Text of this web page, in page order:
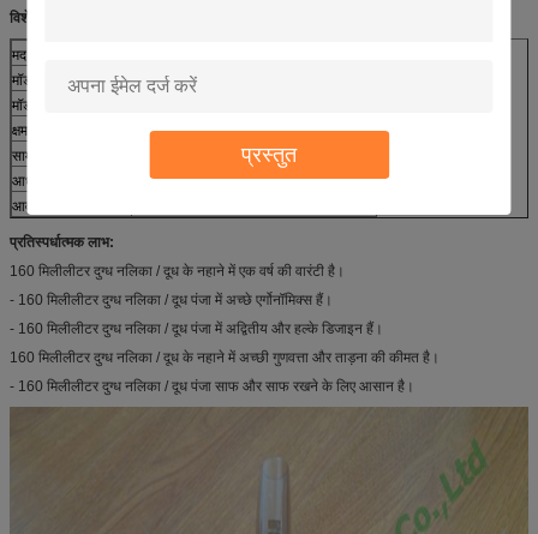
प्रस्तुत
विशेष विवरण:
मद
मॉडल संख्या
एचएल-एम 01, एचएल-एम 01 ए, एचएल-एम 01 बी
मॉडल प्रकार
क्षमता
160ml (150ml)
सामग्री
आधार
स्टेनलेस स्टील (आइनॉक्स), प्लास्टिक
आवरण
प्रतिस्पर्धात्मक लाभ:
160 मिलीलीटर दुग्ध नलिका / दूध के नहाने में एक वर्ष की वारंटी है।
- 160 मिलीलीटर दुग्ध नलिका / दूध पंजा में अच्छे एर्गोनॉमिक्स हैं।
- 160 मिलीलीटर दुग्ध नलिका / दूध पंजा में अद्वितीय और हल्के डिजाइन हैं।
160 मिलीलीटर दुग्ध नलिका / दूध के नहाने में अच्छी गुणवत्ता और ताड़ना की कीमत है।
- 160 मिलीलीटर दुग्ध नलिका / दूध पंजा साफ और साफ रखने के लिए आसान है।